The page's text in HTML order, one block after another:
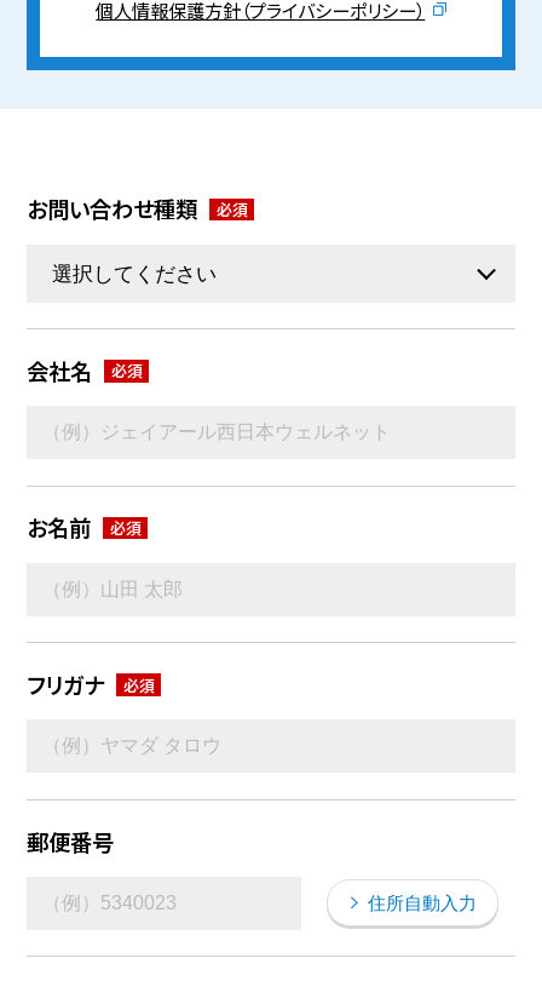
個人情報保護方針（プライバシーポリシー）
お問い合わせ種類
会社名
お名前
フリガナ
郵便番号
住所自動入力